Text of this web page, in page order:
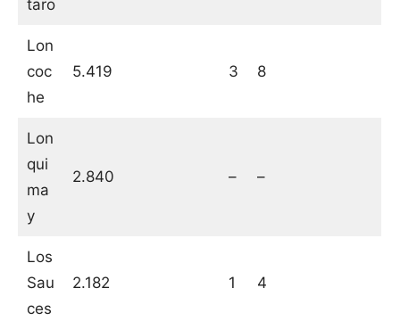
taro
Lon
coc
he
5.419 3 8
Lon
qui
ma
y
2.840 – –
Los
Sau
ces
2.182 1 4